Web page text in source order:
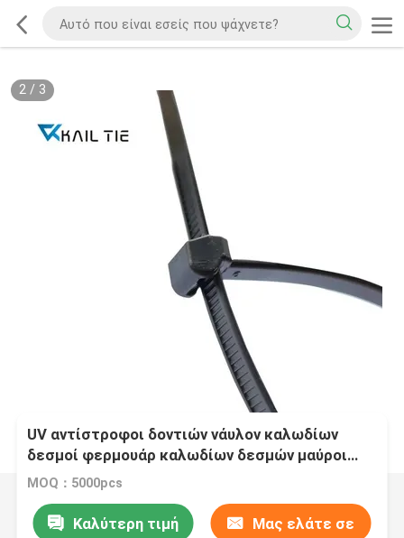
2/ 3
UV αντίστροφοι δοντιών νάυλον καλωδίων
δεσμοί φερμουάρ καλωδίων δεσμών μαύροι
πλαστικοί επαναχρησιμοποιήσιμοι
MOQ：5000pcs
Καλύτερη τιμή Μας ελάτε σε